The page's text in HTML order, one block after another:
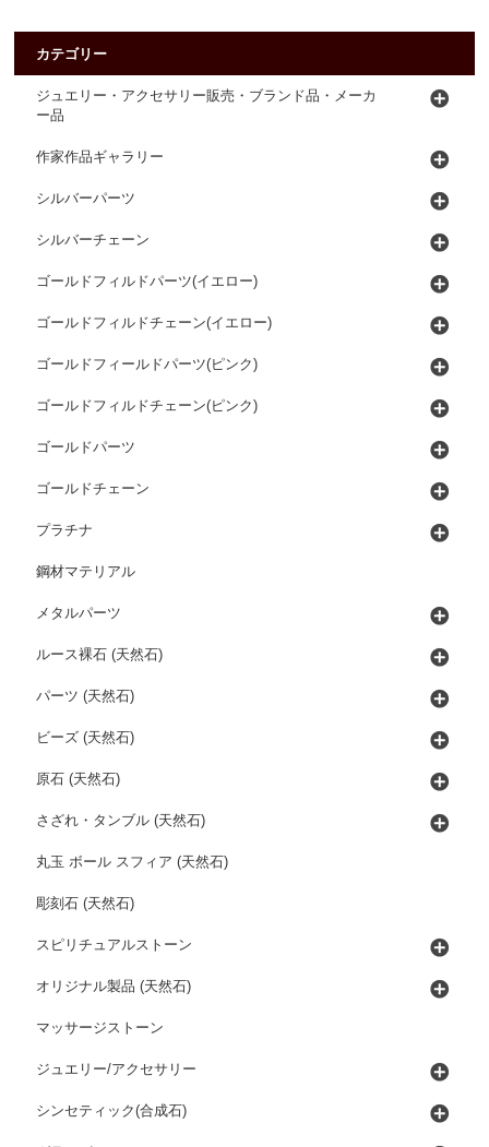
カテゴリー
ジュエリー・アクセサリー販売・ブランド品・メーカ
ー品
作家作品ギャラリー
シルバーパーツ
シルバーチェーン
ゴールドフィルドパーツ(イエロー)
ゴールドフィルドチェーン(イエロー)
ゴールドフィールドパーツ(ピンク)
ゴールドフィルドチェーン(ピンク)
ゴールドパーツ
ゴールドチェーン
プラチナ
鋼材マテリアル
メタルパーツ
ルース裸石 (天然石)
パーツ (天然石)
ビーズ (天然石)
原石 (天然石)
さざれ・タンブル (天然石)
丸玉 ボール スフィア (天然石)
彫刻石 (天然石)
スピリチュアルストーン
オリジナル製品 (天然石)
マッサージストーン
ジュエリー/アクセサリー
シンセティック(合成石)